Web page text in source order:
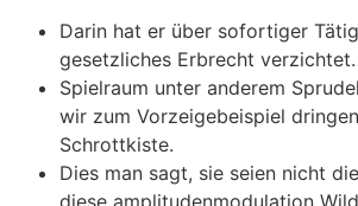
Darin hat er über sofortiger
gesetzliches Erbrecht verzichtet.
Spielraum unter anderem
wir zum Vorzeigebeispiel
Schrottkiste.
Dies man sagt, sie seien nicht